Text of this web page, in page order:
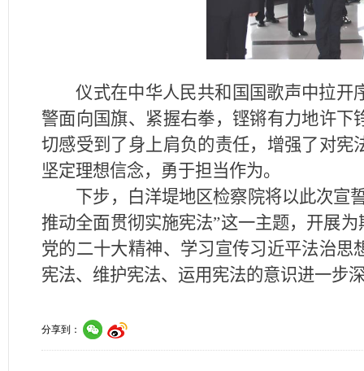
仪式在中华人民共和国国歌声中拉开
警面向国旗、紧握右拳，铿锵有力地许
切感受到了身上肩负的责任，增强了对
坚定理想信念，勇于担当作为。
下步，白洋堤地区检察院将以此次宣
推动全面贯彻实施宪法”这一主题，开展
党的二十大精神、学习宣传习近平法治
宪法、维护宪法、运用宪法的意识进一步
分享到：